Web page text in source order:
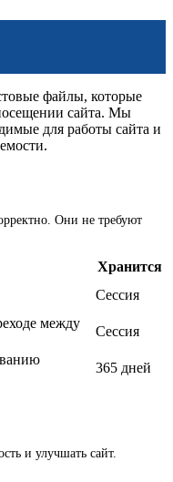
файлы, которые
сайта. Мы
для работы сайта и
Они не требуют
Хранится
Сессия
между
Сессия
365 дней
и улучшать сайт.